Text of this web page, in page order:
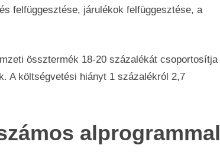
felfüggesztése, járulékok felfüggesztése, a
össztermék 18-20 százalékát csoportosítja
A költségvetési hiányt 1 százalékról 2,7
alprogrammal